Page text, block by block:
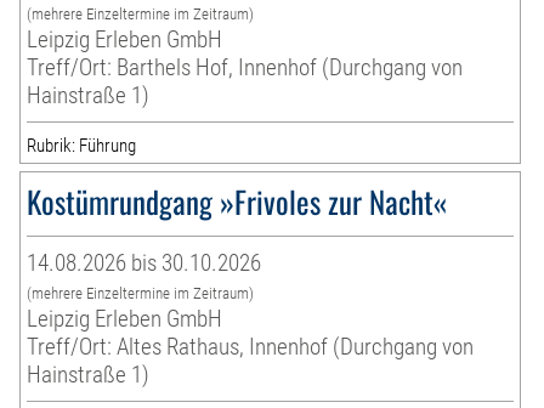
(mehrere Einzeltermine im Zeitraum)
Leipzig Erleben GmbH
Treff/Ort: Barthels Hof, Innenhof (Durchgang von
Hainstraße 1)
Rubrik: Führung
Kostümrundgang »Frivoles zur Nacht«
14.08.2026 bis 30.10.2026
(mehrere Einzeltermine im Zeitraum)
Leipzig Erleben GmbH
Treff/Ort: Altes Rathaus, Innenhof (Durchgang von
Hainstraße 1)